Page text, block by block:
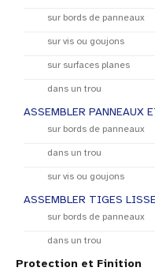
sur bords de panneaux
sur vis ou goujons
sur surfaces planes
dans un trou
ASSEMBLER PANNEAUX
sur bords de panneaux
dans un trou
sur vis ou goujons
ASSEMBLER TIGES
sur bords de panneaux
dans un trou
Protection et Finition